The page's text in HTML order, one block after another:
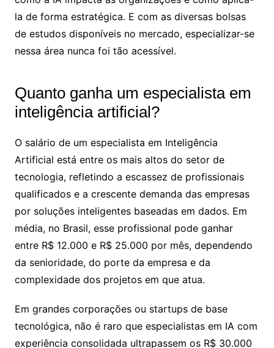
la de forma estratégica. E com as diversas bolsas
de estudos disponíveis no mercado, especializar-se
nessa área nunca foi tão acessível.
Quanto ganha um especialista em
inteligência artificial​?
O salário de um especialista em Inteligência
Artificial está entre os mais altos do setor de
tecnologia, refletindo a escassez de profissionais
qualificados e a crescente demanda das empresas
por soluções inteligentes baseadas em dados. Em
média, no Brasil, esse profissional pode ganhar
entre R$ 12.000 e R$ 25.000 por mês, dependendo
da senioridade, do porte da empresa e da
complexidade dos projetos em que atua.
Em grandes corporações ou startups de base
tecnológica, não é raro que especialistas em IA com
experiência consolidada ultrapassem os R$ 30.000